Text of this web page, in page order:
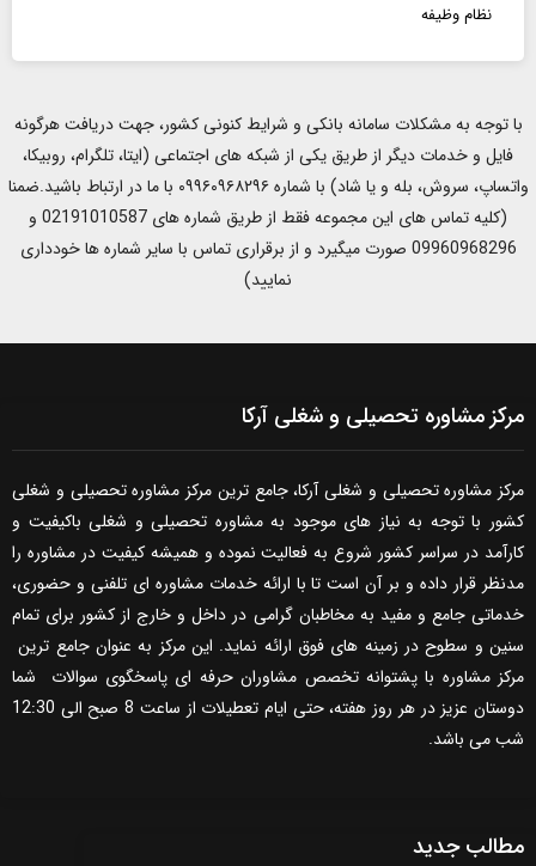
نظام وظیفه
با توجه به مشکلات سامانه بانکی و شرایط کنونی کشور، جهت دریافت هرگونه
فایل و خدمات دیگر از طریق یکی از شبکه های اجتماعی (ایتا، تلگرام، روبیکا،
واتساپ، سروش، بله و یا شاد) با شماره ۰۹۹۶۰۹۶۸۲۹۶ با ما در ارتباط باشید.ضمنا
(کلیه تماس های این مجموعه فقط از طریق شماره های 02191010587 و
09960968296 صورت میگیرد و از برقراری تماس با سایر شماره ها خودداری
نمایید)
مرکز مشاوره تحصیلی و شغلی آرکا
مرکز مشاوره تحصیلی و شغلی آرکا، جامع ترین مرکز مشاوره تحصیلی و شغلی
کشور با توجه به نیاز های موجود به مشاوره تحصیلی و شغلی باکیفیت و
کارآمد در سراسر کشور شروع به فعالیت نموده و همیشه کیفیت در مشاوره را
مدنظر قرار داده و بر آن است تا با ارائه خدمات مشاوره ای تلفنی و حضوری،
خدماتی جامع و مفید به مخاطبان گرامی در داخل و خارج از کشور برای تمام
سنین و سطوح در زمینه های فوق ارائه نماید. این مرکز به عنوان جامع ترین
مرکز مشاوره با پشتوانه تخصص مشاوران حرفه ای پاسخگوی سوالات شما
دوستان عزیز در هر روز هفته، حتی ایام تعطیلات از ساعت 8 صبح الی 12:30
شب می باشد.
مطالب جدید